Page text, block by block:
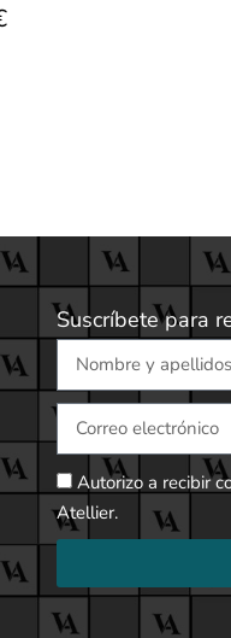
Suscríbete para
Autorizo a recibir
Atellier.